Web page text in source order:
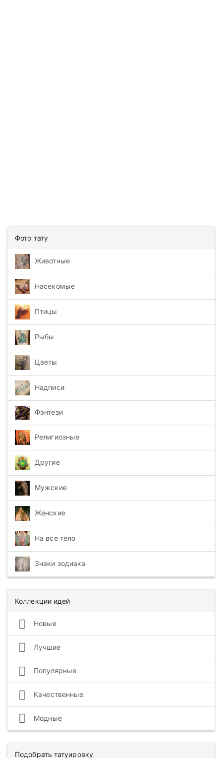
Фото тату
Животные
Насекомые
Птицы
Рыбы
Цветы
Надписи
Фэнтези
Религиозные
Другие
Мужские
Женские
На все тело
Знаки зодиака
Коллекции идей
Новые
Лучшие
Популярные
Качественные
Модные
Подобрать татуировку